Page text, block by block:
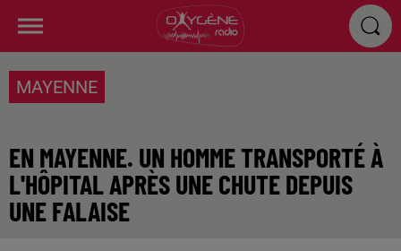
MAYENNE
EN MAYENNE. UN HOMME TRANSPORTÉ À
L'HÔPITAL APRÈS UNE CHUTE DEPUIS
UNE FALAISE